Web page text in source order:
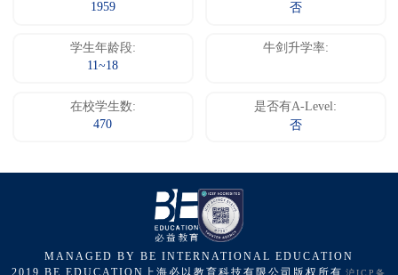
1959
否
学生年龄段:
11~18
牛剑升学率:
在校学生数:
470
是否有A-Level:
否
MANAGED BY BE INTERNATIONAL EDUCATION
2019 BE EDUCATION上海必以教育科技有限公司版权所有